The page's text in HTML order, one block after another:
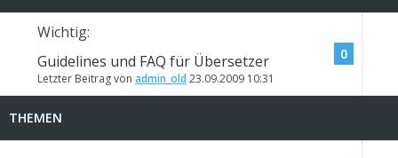
Wichtig:
Guidelines und FAQ für Übersetzer
Letzter Beitrag von admin_old 23.09.2009 10:31
0
THEMEN